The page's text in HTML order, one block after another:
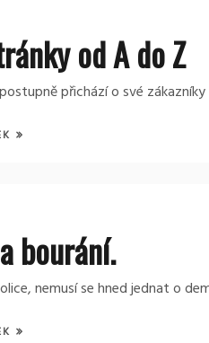
od A do Z
přichází o své
bourání.
nemusí se hned jednat o